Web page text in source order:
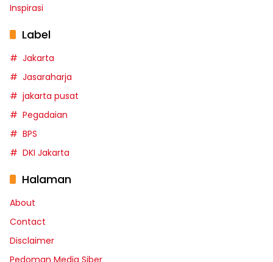
Inspirasi
Label
Jakarta
Jasaraharja
jakarta pusat
Pegadaian
BPS
DKI Jakarta
Halaman
About
Contact
Disclaimer